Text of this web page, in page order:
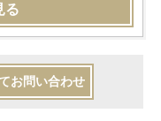
る
お問い合わせ